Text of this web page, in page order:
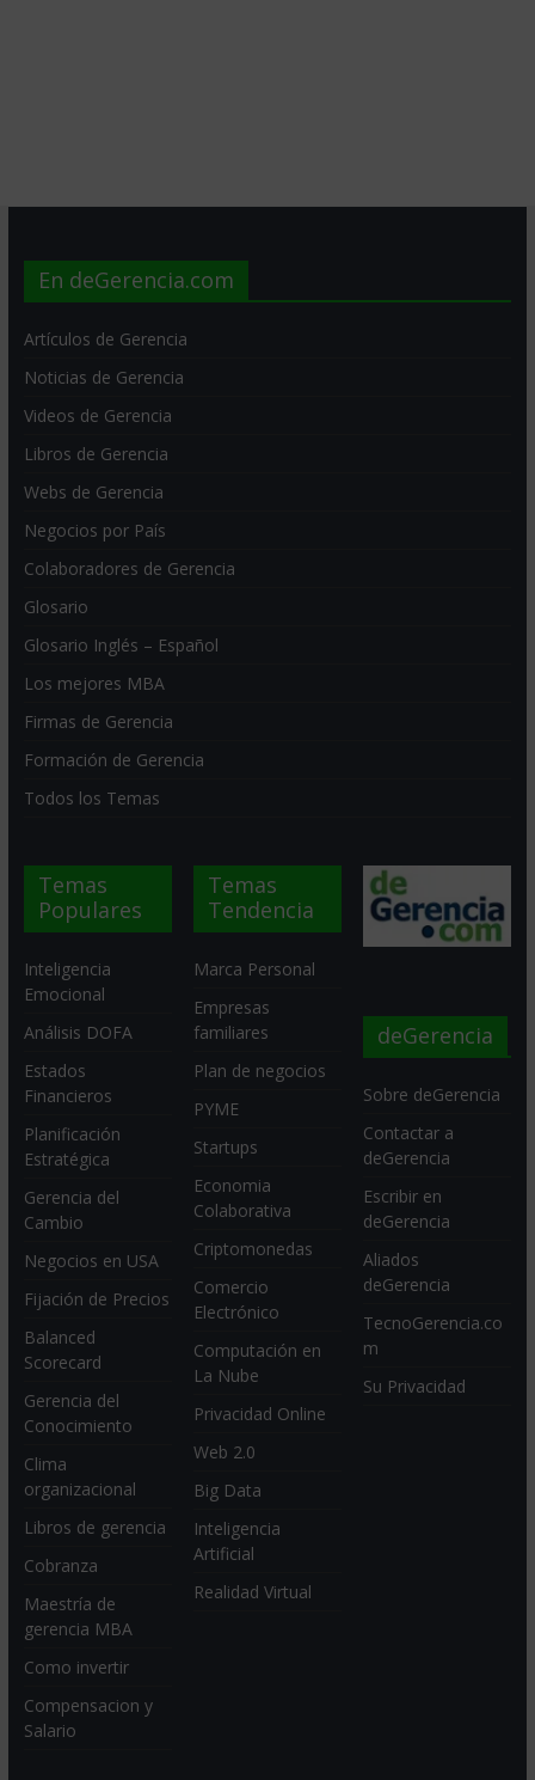
En deGerencia.com
Artículos de Gerencia
Noticias de Gerencia
Videos de Gerencia
Libros de Gerencia
Webs de Gerencia
Negocios por País
Colaboradores de Gerencia
Glosario
Glosario Inglés – Español
Los mejores MBA
Firmas de Gerencia
Formación de Gerencia
Todos los Temas
Temas
Populares
Inteligencia
Emocional
Análisis DOFA
Estados
Financieros
Planificación
Estratégica
Gerencia del
Cambio
Negocios en USA
Fijación de Precios
Balanced
Scorecard
Gerencia del
Conocimiento
Clima
organizacional
Libros de gerencia
Cobranza
Maestría de
gerencia MBA
Como invertir
Compensacion y
Salario
Temas
Tendencia
Marca Personal
Empresas
familiares
Plan de negocios
PYME
Startups
Economia
Colaborativa
Criptomonedas
Comercio
Electrónico
Computación en
La Nube
Privacidad Online
Web 2.0
Big Data
Inteligencia
Artificial
Realidad Virtual
deGerencia
Sobre deGerencia
Contactar a
deGerencia
Escribir en
deGerencia
Aliados
deGerencia
TecnoGerencia.co
m
Su Privacidad